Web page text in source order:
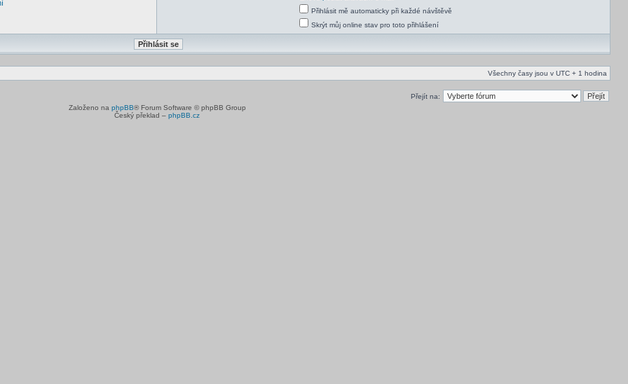
Přihlásit mě automaticky při každé návštěvě
Skrýt můj online stav pro toto přihlášení
Všechny časy jsou v UTC + 1 hodina
Přejít na:
Založeno na phpBB® Forum Software © phpBB Group
Český překlad – phpBB.cz